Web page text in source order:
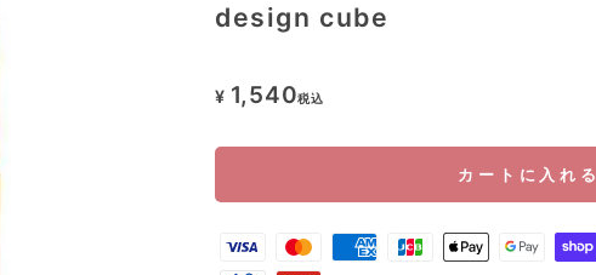
design cube
¥ 1,540税込
カートに入れる